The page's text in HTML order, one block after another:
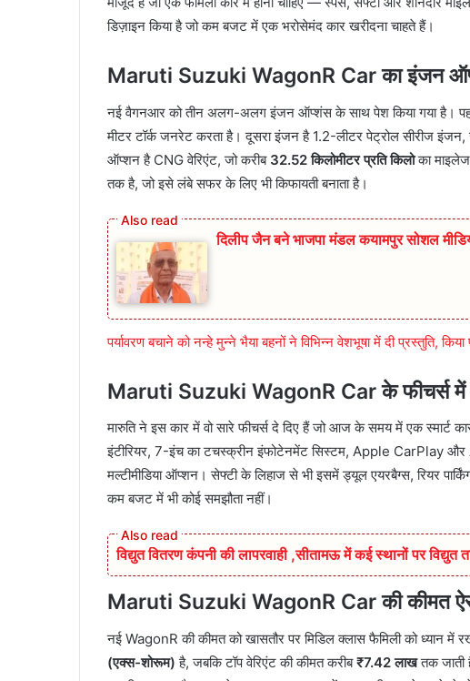
डिज़ाइन किया है जो कम बजट में एक भरोसेमंद कार खरीदना चाहते हैं।
Maruti Suzuki WagonR Car का इंजन
नई वैगनआर को तीन अलग-अलग इंजन ऑप्शंस के साथ पेश किया गया है।
मीटर टॉर्क जनरेट करता है। दूसरा इंजन है 1.2-लीटर पेट्रोल सीरीज इंजन,
ऑप्शन है CNG वेरिएंट, जो करीब 32.52 किलोमीटर प्रति किलोका माइलेज
तक है, जो इसे लंबे सफर के लिए भी किफायती बनाता है।
दिलीप जैन बने भाजपा मंडल कयामपुर सोशल
पर्यावरण बचाने को नन्हे मुन्ने भैया बहनों ने विभिन्न वेशभूषा में दी प्रस्तुति, किया
Maruti Suzuki WagonR Car के फीचर्स में
मारुति ने इस कार में वो सारे फीचर्स दे दिए हैं जो आज के समय में एक स्मार्ट
इंटीरियर, 7-इंच का टचस्क्रीन इंफोटेनमेंट सिस्टम, Apple CarPlay
मल्टीमीडिया ऑप्शन। सेफ्टी के लिहाज से भी इसमें ड्यूल एयरबैग्स, रियर
कम बजट में भी कोई समझौता नहीं।
विद्युत वितरण कंपनी की लापरवाही ,सीतामऊ में कई स्थानों पर
Maruti Suzuki WagonR Car की कीमत
नई WagonR की कीमत को खासतौर पर मिडिल क्लास फैमिली को ध्यान
(एक्स-शोरूम) है, जबकि टॉप वेरिएंट की कीमत करीब₹7.42 लाखतक जाती